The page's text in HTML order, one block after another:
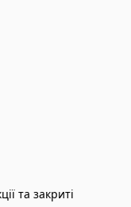
та закриті